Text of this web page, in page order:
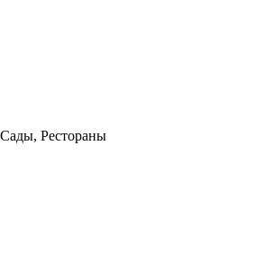
Рестораны